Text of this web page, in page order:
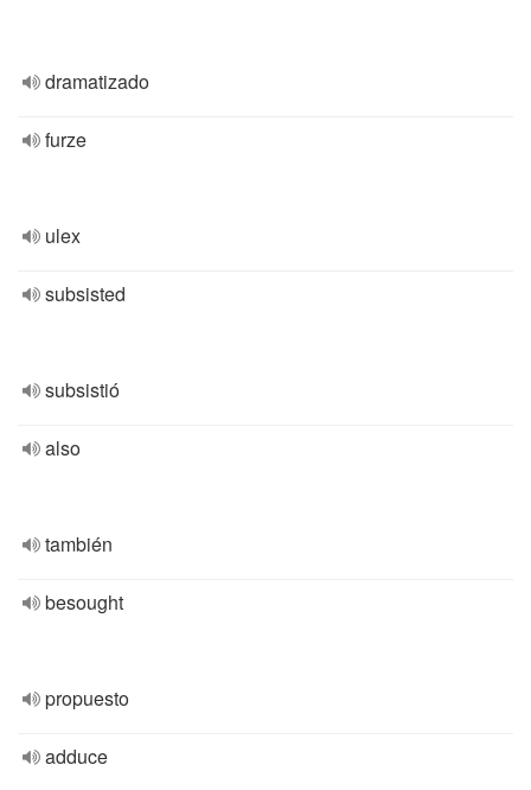
dramatizado
furze
ulex
subsisted
subsistió
also
también
besought
propuesto
adduce